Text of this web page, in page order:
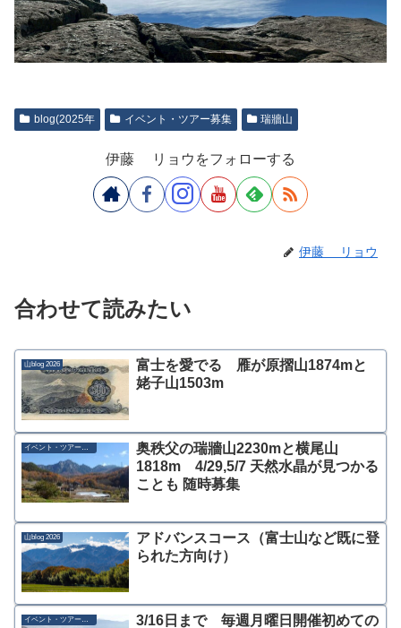
blog(2025年 イベント・ツアー募集 瑞牆山
伊藤 リョウをフォローする
伊藤 リョウ
合わせて読みたい
山blog 2026
富士を愛でる 雁が原摺山1874mと
姥子山1503m
イベント・ツアー募集
奥秩父の瑞牆山2230mと横尾山
1818m 4/29,5/7 天然水晶が見つかる
ことも 随時募集
山blog 2026
アドバンスコース（富士山など既に登
られた方向け）
イベント・ツアー募集
3/16日まで 毎週月曜日開催初めての